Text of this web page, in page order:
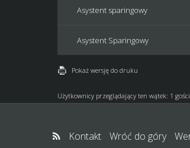
Asystent sparingowy
Asystent Sparingowy
Pokaż wersję do druku
Użytkownicy przeglądający ten wątek: 1 gości
Kontakt Wróć do góry